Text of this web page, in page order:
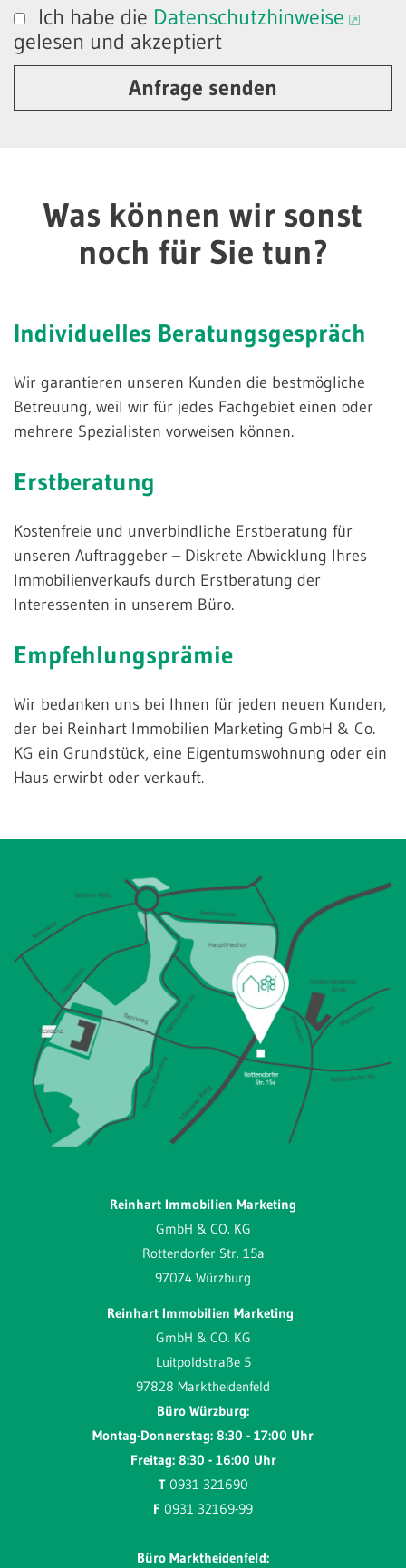
Ich habe die Datenschutzhinweise
gelesen und akzeptiert
Anfrage senden
Was können wir sonst
noch für Sie tun?
Individuelles Beratungsgespräch
Wir garantieren unseren Kunden die bestmögliche
Betreuung, weil wir für jedes Fachgebiet einen oder
mehrere Spezialisten vorweisen können.
Erstberatung
Kostenfreie und unverbindliche Erstberatung für
unseren Auftraggeber – Diskrete Abwicklung Ihres
Immobilienverkaufs durch Erstberatung der
Interessenten in unserem Büro.
Empfehlungsprämie
Wir bedanken uns bei Ihnen für jeden neuen Kunden,
der bei Reinhart Immobilien Marketing GmbH & Co.
KG ein Grundstück, eine Eigentumswohnung oder ein
Haus erwirbt oder verkauft.
Reinhart Immobilien Marketing
GmbH & CO. KG
Rottendorfer Str. 15a
97074 Würzburg
Reinhart Immobilien Marketing
GmbH & CO. KG
Luitpoldstraße 5
97828 Marktheidenfeld
Büro Würzburg:
Montag-Donnerstag: 8:30 - 17:00 Uhr
Freitag: 8:30 - 16:00 Uhr
T 0931 321690
F 0931 32169-99
Büro Marktheidenfeld: